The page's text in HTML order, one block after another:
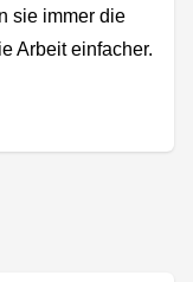
sie immer die
Arbeit einfacher.